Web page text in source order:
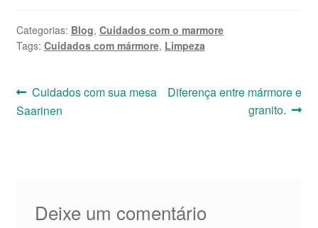
Categorias: Blog, Cuidados com o marmore
Tags: Cuidados com mármore, Limpeza
Navegação
de
Post
anterior:
Cuidados com sua mesa
Saarinen
Próximo
Diferença entre mármore e
granito.
Deixe um comentário